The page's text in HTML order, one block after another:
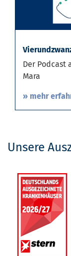
Der Podcast
Mara
» mehr
Unsere